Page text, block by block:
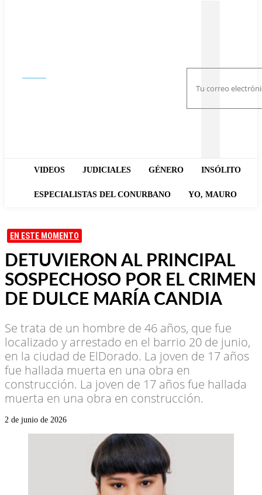
VIDEOS JUDICIALES GÉNERO INSÓLITO
ESPECIALISTAS DEL CONURBANO YO, MAURO
EN ESTE MOMENTO
DETUVIERON AL PRINCIPAL
SOSPECHOSO POR EL CRIMEN
DE DULCE MARÍA CANDIA
Se trata de un hombre de 46 años, que fue
localizado y arrestado en el barrio 20 de junio,
en la ciudad de ElDorado. La joven de 17 años
fue hallada muerta en una obra en
construcción. La joven de 17 años fue hallada
muerta en una obra en construcción.
2 de junio de 2026